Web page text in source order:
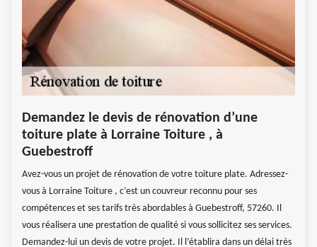
Demandez le devis de rénovation d’une
toiture plate à Lorraine Toiture , à
Guebestroff
Avez-vous un projet de rénovation de votre toiture plate. Adressez-
vous à Lorraine Toiture , c’est un couvreur reconnu pour ses
compétences et ses tarifs très abordables à Guebestroff, 57260. Il
vous réalisera une prestation de qualité si vous sollicitez ses services.
Demandez-lui un devis de votre projet. Il l’établira dans un délai très